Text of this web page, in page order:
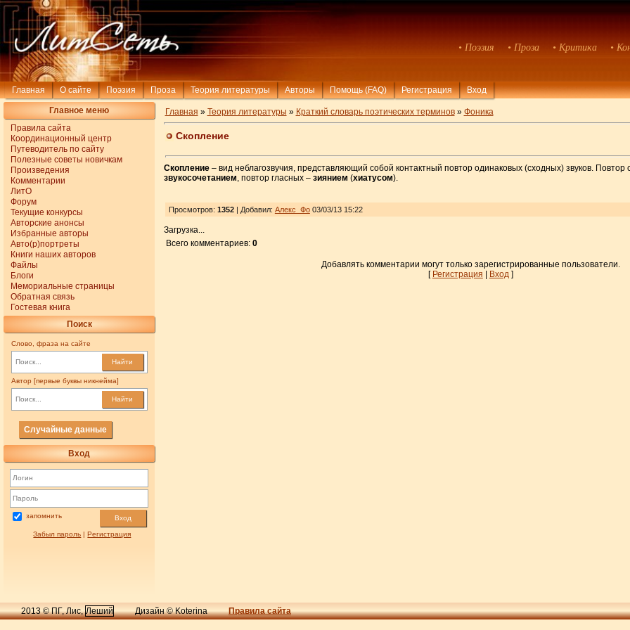
• Поэзия • Проза • Критика •
Главная О сайте Поэзия Проза Теория литературы Авторы Помощь (FAQ) Регистрация Вход
Главное меню
Правила сайта
Координационный центр
Путеводитель по сайту
Полезные советы новичкам
Произведения
Комментарии
ЛитО
Форум
Текущие конкурсы
Авторские анонсы
Избранные авторы
Авто(р)портреты
Книги наших авторов
Файлы
Блоги
Мемориальные страницы
Обратная связь
Гостевая книга
Поиск
Слово, фраза на сайте
Найти
Автор [первые буквы никнейма]
Найти
Случайные данные
Вход
запомнить Вход
Забыл пароль |Регистрация
Главная » Теория литературы » Краткий словарь поэтических терминов» Фоника
Скопление
Скопление– вид неблагозвучия, представляющий собой контактный повтор одинаковых (сходных) звуков. Повтор
звукосочетанием , повтор гласных – зиянием (хиатусом).
Просмотров: 1352| Добавил: Алекс_Фо03/03/13 15:22
Загрузка...
Всего комментариев: 0
Добавлять комментарии могут только зарегистрированные пользователи.
[ Регистрация | Вход ]
2013 © ПГ, Лис,Леший Дизайн © Koterina Правила сайта